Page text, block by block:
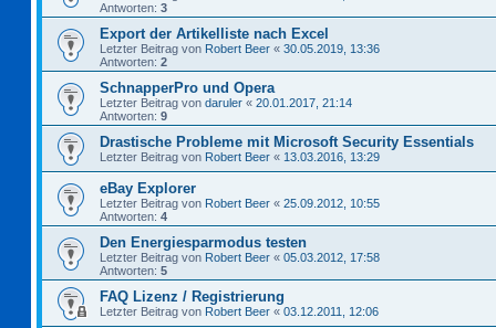
Antworten: 3
Export der Artikelliste nach Excel
Letzter Beitrag von Robert Beer « 30.05.2019, 13:36
Antworten: 2
SchnapperPro und Opera
Letzter Beitrag von daruler « 20.01.2017, 21:14
Antworten: 9
Drastische Probleme mit Microsoft Security Essentials
Letzter Beitrag von Robert Beer « 13.03.2016, 13:29
eBay Explorer
Letzter Beitrag von Robert Beer « 25.09.2012, 10:55
Antworten: 4
Den Energiesparmodus testen
Letzter Beitrag von Robert Beer « 05.03.2012, 17:58
Antworten: 5
FAQ Lizenz / Registrierung
Letzter Beitrag von Robert Beer « 03.12.2011, 12:06